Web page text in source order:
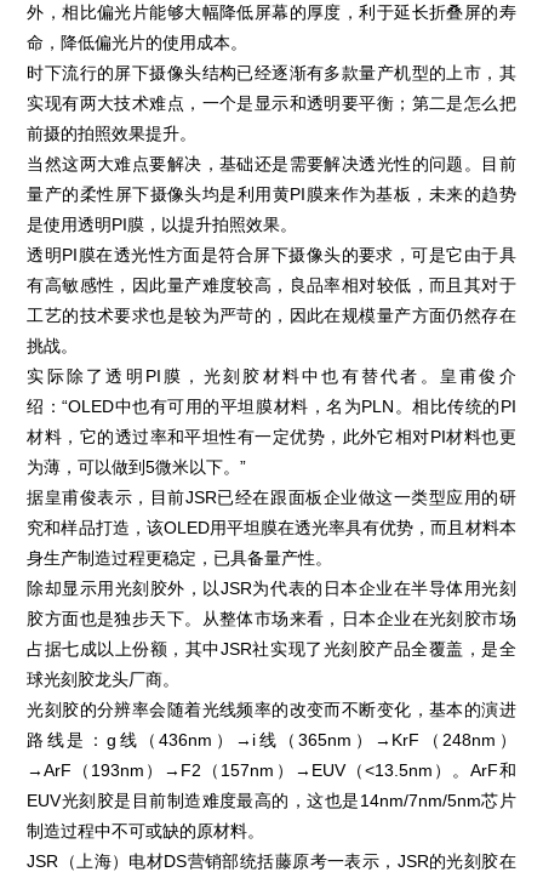
外，相比偏光片能够大幅降低屏幕的厚度，利于延长折叠屏的寿
命，降低偏光片的使用成本。
时下流行的屏下摄像头结构已经逐渐有多款量产机型的上市，其
实现有两大技术难点，一个是显示和透明要平衡；第二是怎么把
前摄的拍照效果提升。
当然这两大难点要解决，基础还是需要解决透光性的问题。目前
量产的柔性屏下摄像头均是利用黄PI膜来作为基板，未来的趋势
是使用透明PI膜，以提升拍照效果。
透明PI膜在透光性方面是符合屏下摄像头的要求，可是它由于具
有高敏感性，因此量产难度较高，良品率相对较低，而且其对于
工艺的技术要求也是较为严苛的，因此在规模量产方面仍然存在
挑战。
实际除了透明PI膜，光刻胶材料中也有替代者。皇甫俊介
绍：“OLED中也有可用的平坦膜材料，名为PLN。相比传统的PI
材料，它的透过率和平坦性有一定优势，此外它相对PI材料也更
为薄，可以做到5微米以下。”
据皇甫俊表示，目前JSR已经在跟面板企业做这一类型应用的研
究和样品打造，该OLED用平坦膜在透光率具有优势，而且材料本
身生产制造过程更稳定，已具备量产性。
除却显示用光刻胶外，以JSR为代表的日本企业在半导体用光刻
胶方面也是独步天下。从整体市场来看，日本企业在光刻胶市场
占据七成以上份额，其中JSR社实现了光刻胶产品全覆盖，是全
球光刻胶龙头厂商。
光刻胶的分辨率会随着光线频率的改变而不断变化，基本的演进
路线是：g线（436nm）→i线（365nm）→KrF（248nm）
→ArF（193nm）→F2（157nm）→EUV（<13.5nm）。ArF和
EUV光刻胶是目前制造难度最高的，这也是14nm/7nm/5nm芯片
制造过程中不可或缺的原材料。
JSR（上海）电材DS营销部统括藤原考一表示，JSR的光刻胶在